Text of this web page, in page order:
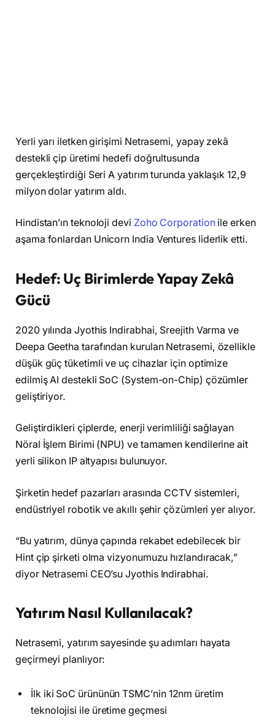
Yerli yarı iletken girişimi Netrasemi, yapay zekâ
destekli çip üretimi hedefi doğrultusunda
gerçekleştirdiği Seri A yatırım turunda yaklaşık 12,9
milyon dolar yatırım aldı.
Hindistan’ın teknoloji devi Zoho Corporationile erken
aşama fonlardan Unicorn India Ventures liderlik etti.
Hedef: Uç Birimlerde Yapay Zekâ
Gücü
2020 yılında Jyothis Indirabhai, Sreejith Varma ve
Deepa Geetha tarafından kurulan Netrasemi, özellikle
düşük güç tüketimli ve uç cihazlar için optimize
edilmiş AI destekli SoC (System-on-Chip) çözümler
geliştiriyor.
Geliştirdikleri çiplerde, enerji verimliliği sağlayan
Nöral İşlem Birimi (NPU) ve tamamen kendilerine ait
yerli silikon IP altyapısı bulunuyor.
Şirketin hedef pazarları arasında CCTV sistemleri,
endüstriyel robotik ve akıllı şehir çözümleri yer alıyor.
“Bu yatırım, dünya çapında rekabet edebilecek bir
Hint çip şirketi olma vizyonumuzu hızlandıracak,”
diyor Netrasemi CEO’su Jyothis Indirabhai.
Yatırım Nasıl Kullanılacak?
Netrasemi, yatırım sayesinde şu adımları hayata
geçirmeyi planlıyor:
İlk iki SoC ürününün TSMC’nin 12nm üretim
teknolojisi ile üretime geçmesi